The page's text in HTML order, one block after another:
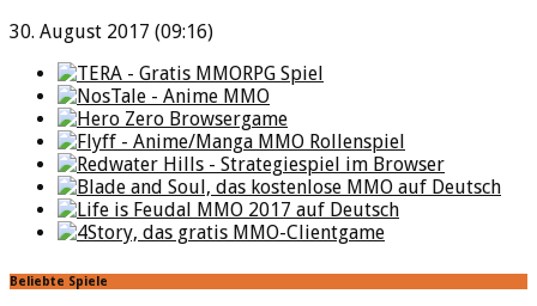
30. August 2017 (09:16)
Beliebte Spiele